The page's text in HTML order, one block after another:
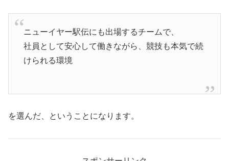
ニューイヤー駅伝にも出場するチームで、
社員として安心して働きながら、競技も本気で続
けられる環境
を選んだ、ということになります。